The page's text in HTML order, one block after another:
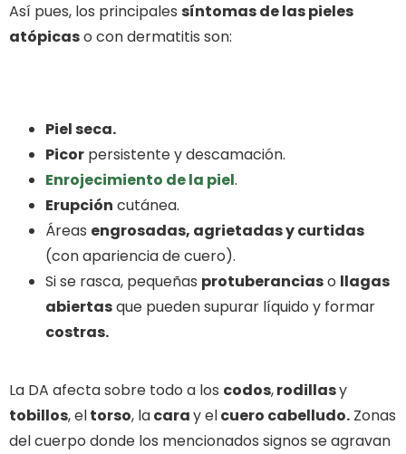
Así pues, los principales síntomas de las pieles
atópicaso con dermatitis son:
Piel seca.
Picor persistente y descamación.
Enrojecimiento de la piel.
Erupción cutánea.
Áreas engrosadas, agrietadas y curtidas
(con apariencia de cuero).
Si se rasca, pequeñas protuberanciaso llagas
abiertasque pueden supurar líquido y formar
costras.
La DA afecta sobre todo a los codos,rodillasy
tobillos, eltorso, lacaray elcuero cabelludo. Zonas
del cuerpo donde los mencionados signos se agravan